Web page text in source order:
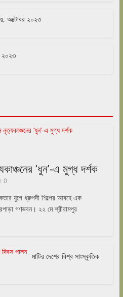
অক্টোবর ২০২৩
২০২৩
‘ধুন’-এ মুগ্ধ দর্শক
0
যুগে ধ্রুপদী শিল্পের আবহে এক
গণভবন। ২২ মে শ্রীরামপুর
মাটির দেশের বিশ্ব সাংস্কৃতিক